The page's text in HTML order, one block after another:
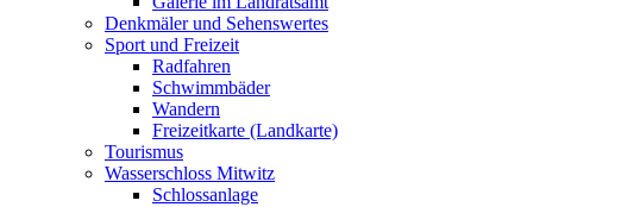
Denkmäler und Sehenswertes
Sport und Freizeit
Radfahren
Schwimmbäder
Wandern
Freizeitkarte (Landkarte)
Tourismus
Wasserschloss Mitwitz
Schlossanlage